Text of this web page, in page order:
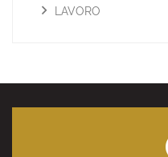
LAVORO